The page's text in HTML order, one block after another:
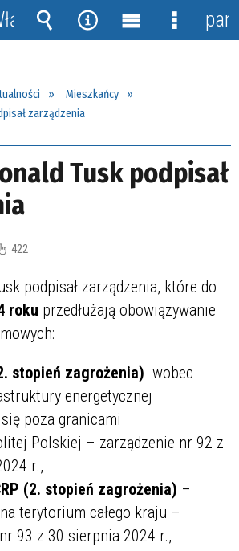
Mieszkańcy
zarządzenia
Tusk podpisał
422
podpisał zarządzenia, które do
roku przedłużają obowiązywanie
stopień zagrożenia) wobec
energetycznej
poza granicami
Polskiej – zarządzenie nr 92 z
r.,
(2. stopień zagrożenia) –
terytorium całego kraju –
93 z 30 sierpnia 2024 r.,
Wyszukiwarka
Narzędzia
MenuMenu